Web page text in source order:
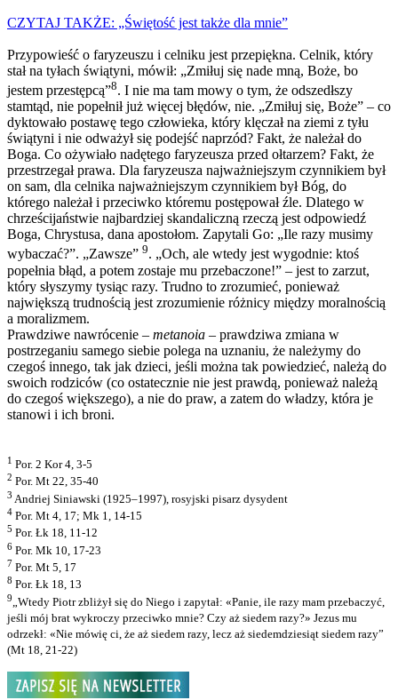
CZYTAJ TAKŻE: „Świętość jest także dla mnie”
Przypowieść o faryzeuszu i celniku jest przepiękna. Celnik, który
stał na tyłach świątyni, mówił: „Zmiłuj się nade mną, Boże, bo
jestem przestępcą”8. I nie ma tam mowy o tym, że odszedłszy
stamtąd, nie popełnił już więcej błędów, nie. „Zmiłuj się, Boże” – co
dyktowało postawę tego człowieka, który klęczał na ziemi z tyłu
świątyni i nie odważył się podejść naprzód? Fakt, że należał do
Boga. Co ożywiało nadętego faryzeusza przed ołtarzem? Fakt, że
przestrzegał prawa. Dla faryzeusza najważniejszym czynnikiem był
on sam, dla celnika najważniejszym czynnikiem był Bóg, do
którego należał i przeciwko któremu postępował źle. Dlatego w
chrześcijaństwie najbardziej skandaliczną rzeczą jest odpowiedź
Boga, Chrystusa, dana apostołom. Zapytali Go: „Ile razy musimy
wybaczać?”. „Zawsze” 9. „Och, ale wtedy jest wygodnie: ktoś
popełnia błąd, a potem zostaje mu przebaczone!” – jest to zarzut,
który słyszymy tysiąc razy. Trudno to zrozumieć, ponieważ
największą trudnością jest zrozumienie różnicy między moralnością
a moralizmem.
Prawdziwe nawrócenie – metanoia – prawdziwa zmiana w
postrzeganiu samego siebie polega na uznaniu, że należymy do
czegoś innego, tak jak dzieci, jeśli można tak powiedzieć, należą do
swoich rodziców (co ostatecznie nie jest prawdą, ponieważ należą
do czegoś większego), a nie do praw, a zatem do władzy, która je
stanowi i ich broni.
1 Por. 2 Kor 4, 3-5
2 Por. Mt 22, 35-40
3 Andriej Siniawski (1925–1997), rosyjski pisarz dysydent
4 Por. Mt 4, 17; Mk 1, 14-15
5 Por. Łk 18, 11-12
6 Por. Mk 10, 17-23
7 Por. Mt 5, 17
8 Por. Łk 18, 13
9 „Wtedy Piotr zbliżył się do Niego i zapytał: «Panie, ile razy mam przebaczyć,
jeśli mój brat wykroczy przeciwko mnie? Czy aż siedem razy?» Jezus mu
odrzekł: «Nie mówię ci, że aż siedem razy, lecz aż siedemdziesiąt siedem razy”
(Mt 18, 21-22)